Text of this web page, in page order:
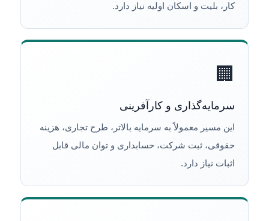
کار، بلیت و اسکان اولیه نیاز دارد.
🏢
سرمایه‌گذاری و کارآفرینی
این مسیر معمولاً به سرمایه بالاتر، طرح تجاری، هزینه
حقوقی، ثبت شرکت، حسابداری و توان مالی قابل
اثبات نیاز دارد.